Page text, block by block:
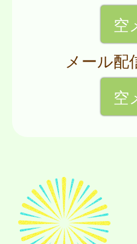
空
メール配
空